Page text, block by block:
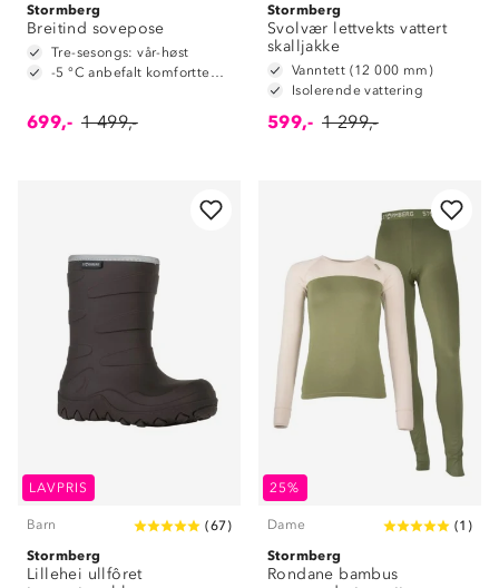
Stormberg
Breitind sovepose
Tre-sesongs: vår-høst
-5 °C anbefalt komforttemperatur
699,- 1 499,-
Stormberg
Svolvær lettvekts vattert
skalljakke
Vanntett (12 000 mm)
Isolerende vattering
599,- 1 299,-
LAVPRIS
Barn (67)
Stormberg
Lillehei ullfôret
25%
Dame (1 )
Stormberg
Rondane bambus